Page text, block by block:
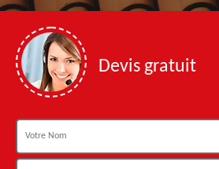
Devis gratuit